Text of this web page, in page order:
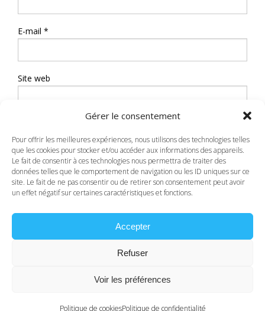
Gérer le consentement
Pour offrir les meilleures expériences, nous utilisons des technologies telles
que les cookies pour stocker et/ou accéder aux informations des appareils.
Le fait de consentir à ces technologies nous permettra de traiter des
données telles que le comportement de navigation ou les ID uniques sur ce
site. Le fait de ne pas consentir ou de retirer son consentement peut avoir
un effet négatif sur certaines caractéristiques et fonctions.
Accepter
Refuser
Voir les préférences
Politique de cookiesPolitique de confidentialité
E-mail *
Site web
© 2026 Caroll Prempain - Psychanalyste
- Réalisation graphique -